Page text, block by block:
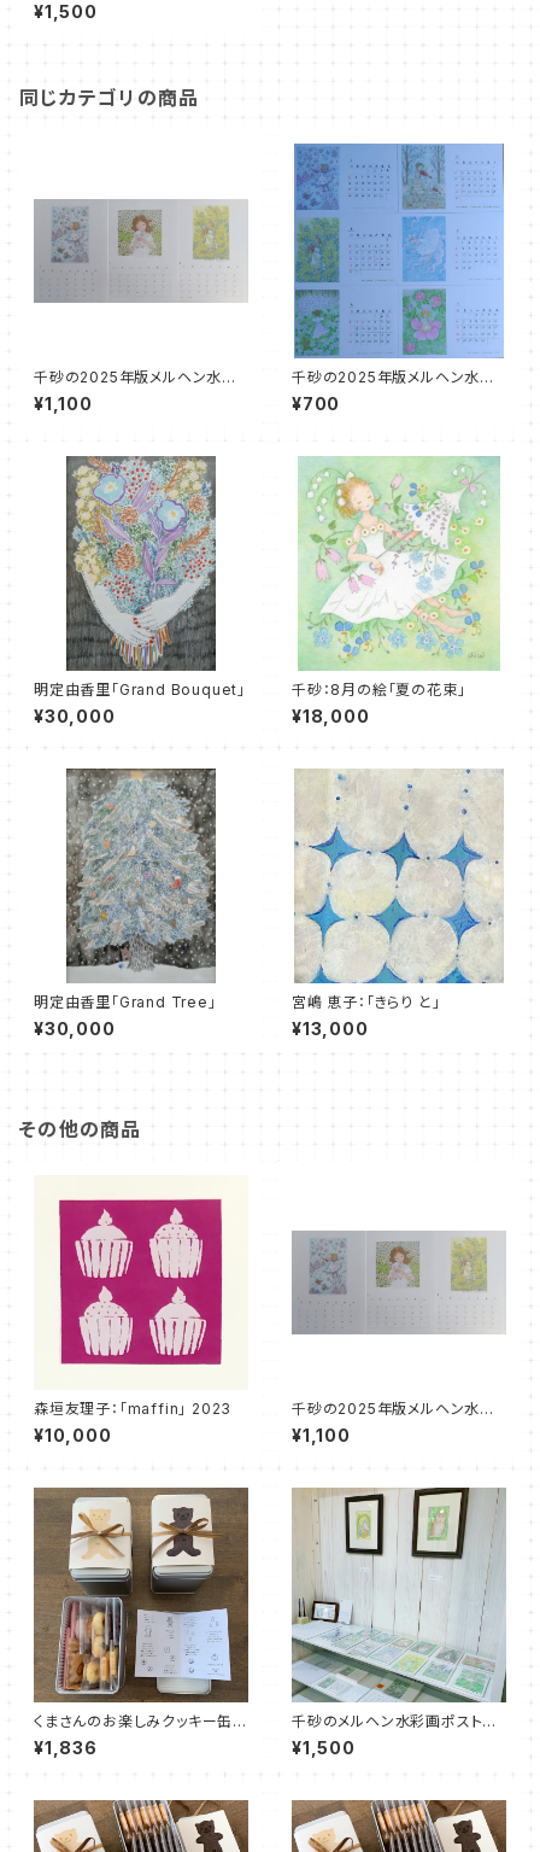
¥1,500
同じカテゴリの商品
千砂の2025年版メルヘン水彩
画カレンダー（大）
¥1,100
千砂の2025年版メルヘン水彩
画カレンダー（小）
¥700
明定由香里「Grand Bouquet」
¥30,000
千砂：8月の絵「夏の花束」
¥18,000
明定由香里「Grand Tree」
¥30,000
宮嶋 恵子：「きらり と」
¥13,000
その他の商品
森垣友理子：「maffin」 2023
¥10,000
千砂の2025年版メルヘン水彩
画カレンダー（大）
¥1,100
くまさんのお楽しみクッキー缶：
小サイズ
¥1,836
千砂のメルヘン水彩画ポストカ
ードお任せ１０枚セット
¥1,500